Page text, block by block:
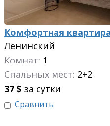
Комфортная
Ленинский
Комнат: 1
Спальных мест: 2+2
37 $ за сутки
Сравнить